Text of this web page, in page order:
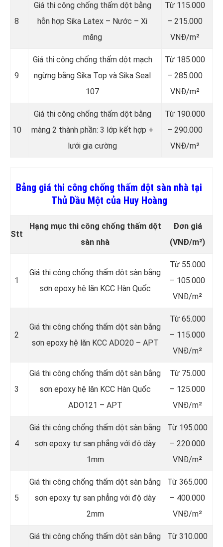
8
Giá thi công chống thấm dột bằng
hỗn hợp Sika Latex – Nước – Xi
măng
Từ 115.000
– 215.000
VNĐ/m²
9
Giá thi công chống thấm dột mạch
ngừng bằng Sika Top và Sika Seal
107
Từ 185.000
– 285.000
VNĐ/m²
10
Giá thi công chống thấm dột bằng
màng 2 thành phần: 3 lớp kết hợp +
lưới gia cường
Từ 190.000
– 290.000
VNĐ/m²
Bảng giá thi công chống thấm dột sàn nhà tại
Thủ Dầu Một của Huy Hoàng
Stt
Hạng mục thi công chống thấm dột
sàn nhà
Đơn giá
(VNĐ/m²)
1
Giá thi công chống thấm dột sàn bằng
sơn epoxy hệ lăn KCC Hàn Quốc
Từ 55.000
– 105.000
VNĐ/m²
2
Giá thi công chống thấm dột sàn bằng
sơn epoxy hệ lăn KCC ADO20 – APT
Từ 65.000
– 115.000
VNĐ/m²
3
Giá thi công chống thấm dột sàn bằng
sơn epoxy hệ lăn KCC Hàn Quốc
ADO121 – APT
Từ 75.000
– 125.000
VNĐ/m²
4
Giá thi công chống thấm dột sàn bằng
sơn epoxy tự san phẳng với độ dày
1mm
Từ 195.000
– 220.000
VNĐ/m²
5
Giá thi công chống thấm dột sàn bằng
sơn epoxy tự san phẳng với độ dày
2mm
Từ 365.000
– 400.000
VNĐ/m²
Giá thi công chống thấm dột sàn bằng Từ 310.000